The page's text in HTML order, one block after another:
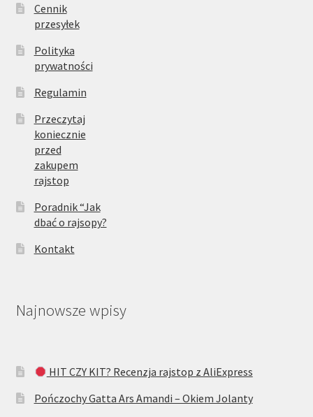
Cennik
przesyłek
Polityka
prywatności
Regulamin
Przeczytaj
koniecznie
przed
zakupem
rajstop
Poradnik “Jak
dbać o rajsopy?
Kontakt
Najnowsze wpisy
HIT CZY KIT? Recenzja rajstop z AliExpress
Pończochy Gatta Ars Amandi – Okiem Jolanty